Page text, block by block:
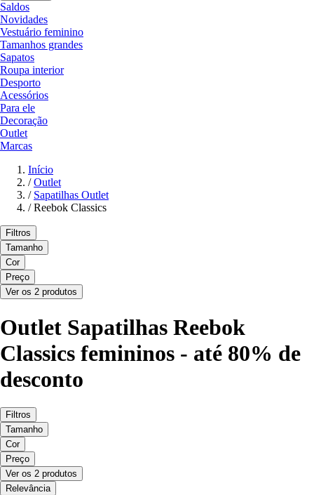
Saldos
Novidades
Vestuário feminino
Tamanhos grandes
Sapatos
Roupa interior
Desporto
Acessórios
Para ele
Decoração
Outlet
Marcas
Início
/ Outlet
/ Sapatilhas Outlet
/ Reebok Classics
Filtros
Tamanho
Cor
Preço
Ver os 2 produtos
Outlet Sapatilhas Reebok
Classics femininos - até 80% de
desconto
Filtros
Tamanho
Cor
Preço
Ver os 2 produtos
Relevância